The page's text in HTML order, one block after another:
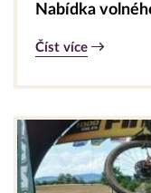
Nabídka
Číst více